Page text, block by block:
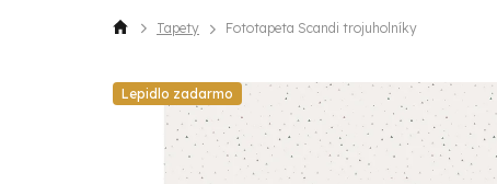
DomovTapety Fototapeta Scandi trojuholníky
Lepidlo zadarmo